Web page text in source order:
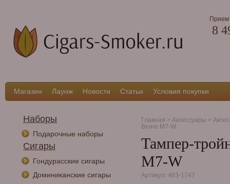
Прием
8
Магазин Лаунж Новости Статьи Условия покупки
Наборы
Подарочные наборы
Сигары
Гондурасские сигары
Доминиканские сигары
Главная > Аксессуары >
Венге M7-W
Тампер-
M7-W
Артикул: 463-1747